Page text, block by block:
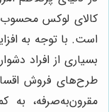
کالای لوکس
است. با توجه به
بسیاری از افراد
طرح‌های فروش
مقرون‌به‌صرفه، به